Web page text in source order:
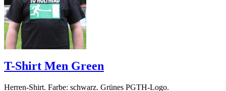
T-Shirt Men Green
Herren-Shirt. Farbe: schwarz. Grünes PGTH-Logo.